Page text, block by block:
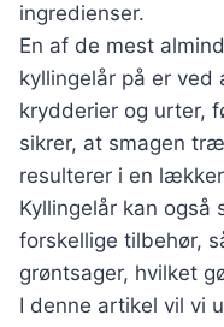
ingredienser.
En af de mest
kyllingelår på er ved
krydderier og urter,
sikrer, at smagen
resulterer i en
Kyllingelår kan
forskellige tilbehør,
grøntsager, hvilket
I denne artikel vil vi